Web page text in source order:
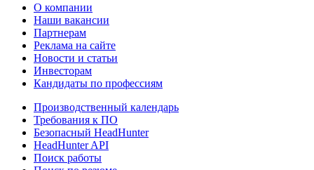
О компании
Наши вакансии
Партнерам
Реклама на сайте
Новости и статьи
Инвесторам
Кандидаты по профессиям
Производственный календарь
Требования к ПО
Безопасный HeadHunter
HeadHunter API
Поиск работы